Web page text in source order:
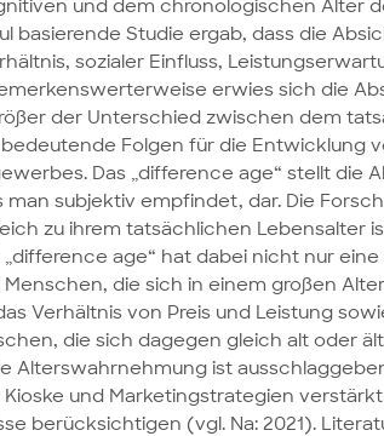
und dem chronologischen Alter
basierende Studie ergab, dass die
sozialer Einfluss,
erwies sich die
der Unterschied zwischen dem
Folgen für die Entwicklung
Das „difference age“ stellt
man subjektiv empfindet, dar. Die
zu ihrem tatsächlichen Lebensalter
„difference age“ hat dabei nicht nur
Menschen, die sich in einem großen
Verhältnis von Preis und Leistung
die sich dagegen gleich alt oder
Alterswahrnehmung ist
Kioske und Marketingstrategien
berücksichtigen (vgl. Na: 2021).